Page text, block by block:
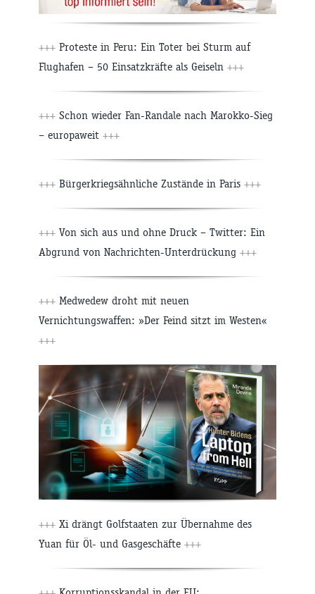
+++ Proteste in Peru: Ein Toter bei Sturm auf
Flughafen – 50 Einsatzkräfte als Geiseln +++
+++ Schon wieder Fan-Randale nach Marokko-Sieg
– europaweit +++
+++ Bürgerkriegsähnliche Zustände in Paris +++
+++ Von sich aus und ohne Druck – Twitter: Ein
Abgrund von Nachrichten-Unterdrückung +++
+++ Medwedew droht mit neuen
Vernichtungswaffen: »Der Feind sitzt im Westen«
+++
+++ Xi drängt Golfstaaten zur Übernahme des
Yuan für Öl- und Gasgeschäfte +++